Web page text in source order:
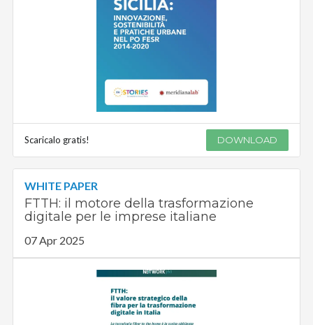
Scaricalo gratis! DOWNLOAD
WHITE PAPER
FTTH: il motore della trasformazione
digitale per le imprese italiane
07 Apr 2025